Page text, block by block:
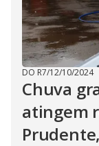
DO R7/12/10/2024
Chuva
atingem